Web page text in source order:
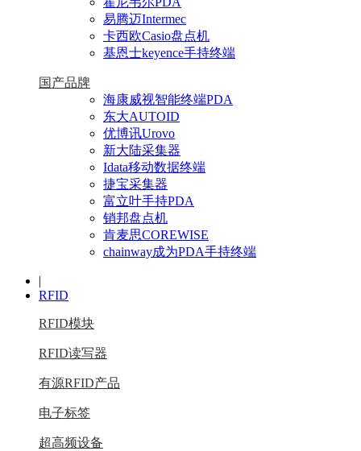
易腾迈Intermec
卡西欧Casio盘点机
基恩士keyence手持终端
国产品牌
海康威视智能终端PDA
东大AUTOID
优博讯Urovo
新大陆采集器
Idata移动数据终端
捷宝采集器
富立叶手持PDA
销邦盘点机
肯麦思COREWISE
chainway成为PDA手持终端
|
RFID
RFID模块
RFID读写器
有源RFID产品
电子标签
超高频设备